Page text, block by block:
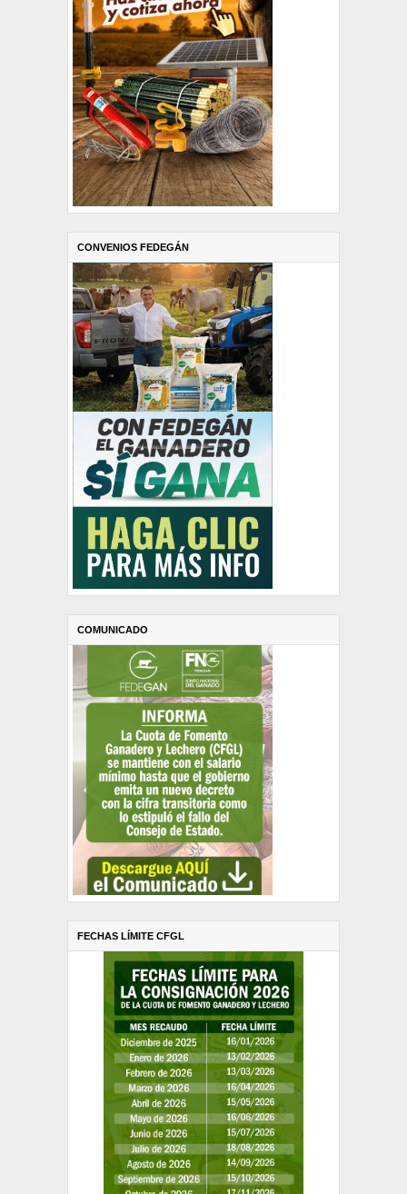
CONVENIOS FEDEGÁN
COMUNICADO
FECHAS LÍMITE CFGL